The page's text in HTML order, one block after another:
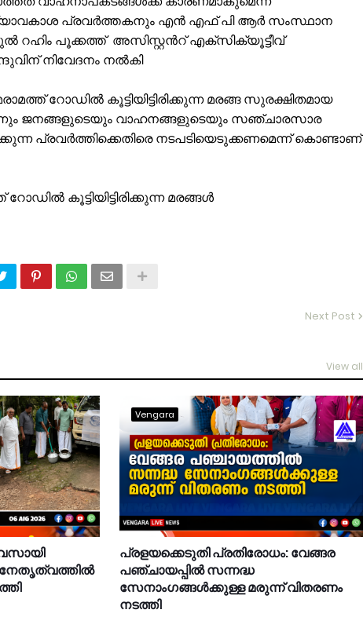
പ്രവർത്തകനും എൻ എഫ് പി ആർ സംസ്ഥാന
റഹിം പൂക്കത്ത് അസിസ്റ്റൻറ് എക്സിക്യൂട്ടീവ്
നിവേദനം നൽകി
റോഡിൽ കൂട്ടിയിട്ടിരിക്കുന്ന മരങ്ങ സുരക്ഷിതമായ
ജനങ്ങളുടെയും വാഹനങ്ങളുടെയും സഞ്ചാരസാര
പ്രവർത്തിക്കെതിരെ നടപടിയെടുക്കണമെന്ന് കൊണ്ടാണ്
കൂട്ടിയിട്ടിരിക്കുന്ന മരങ്ങൾ
Next Post
View all
Vengara
പ്രളയക്കെടുതി പ്രതിരോധം: വേങ്ങര
പഞ്ചായപ്പിൽ സന്നദ്ധ
സേനാംഗങ്ങൾക്കുള്ള മരുന്ന് വിതരണം
നടത്തി